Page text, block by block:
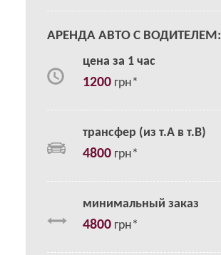
АРЕНДА АВТО С ВОДИТЕЛЕМ:
цена за 1 час
1200 грн*
трансфер (из т.А в т.В)
4800 грн*
минимальный заказ
4800 грн*